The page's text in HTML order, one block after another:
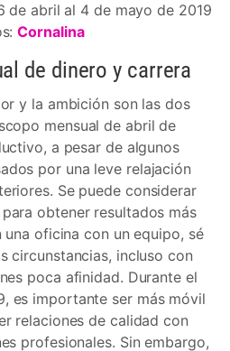
de abril al 4 de mayo de 2019
Cornalina
de dinero y carrera
y la ambición son las dos
mensual de abril de
a pesar de algunos
por una leve relajación
Se puede considerar
obtener resultados más
oficina con un equipo, sé
circunstancias, incluso con
poca afinidad. Durante el
es importante ser más móvil
relaciones de calidad con
profesionales. Sin embargo,